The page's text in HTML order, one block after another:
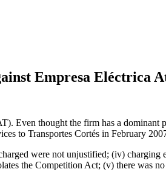
Empresa Eléctrica
Even thought the firm has a dominant
to Transportes Cortés in February
were not unjustified; (iv) charging
the Competition Act; (v) there was